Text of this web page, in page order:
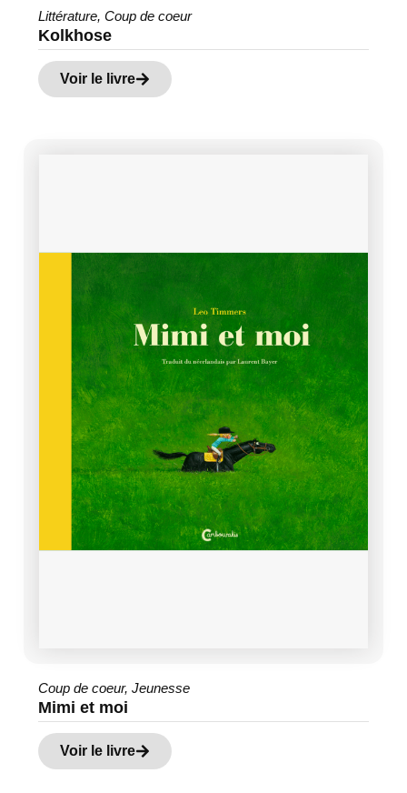
Littérature, Coup de coeur
Kolkhose
Voir le livre
Coup de coeur, Jeunesse
Mimi et moi
Voir le livre